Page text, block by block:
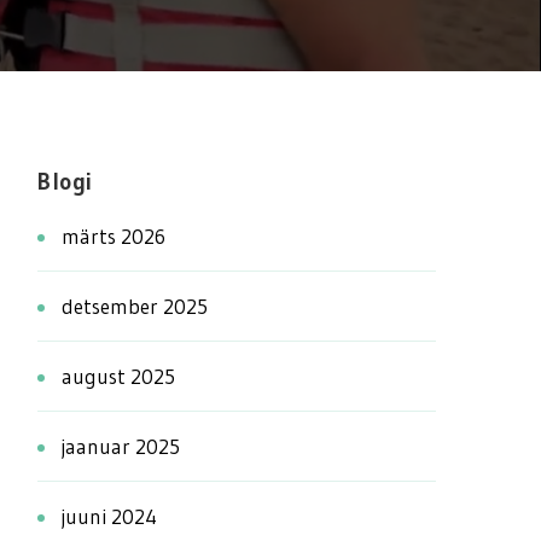
Blogi
märts 2026
detsember 2025
august 2025
jaanuar 2025
juuni 2024